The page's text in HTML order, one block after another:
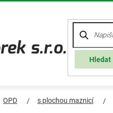
Hledat
OPD s plochou maznicí